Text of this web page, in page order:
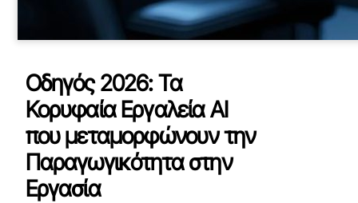
Οδηγός 2026: Τα
Κορυφαία Εργαλεία AI
που μεταμορφώνουν την
Παραγωγικότητα στην
Εργασία